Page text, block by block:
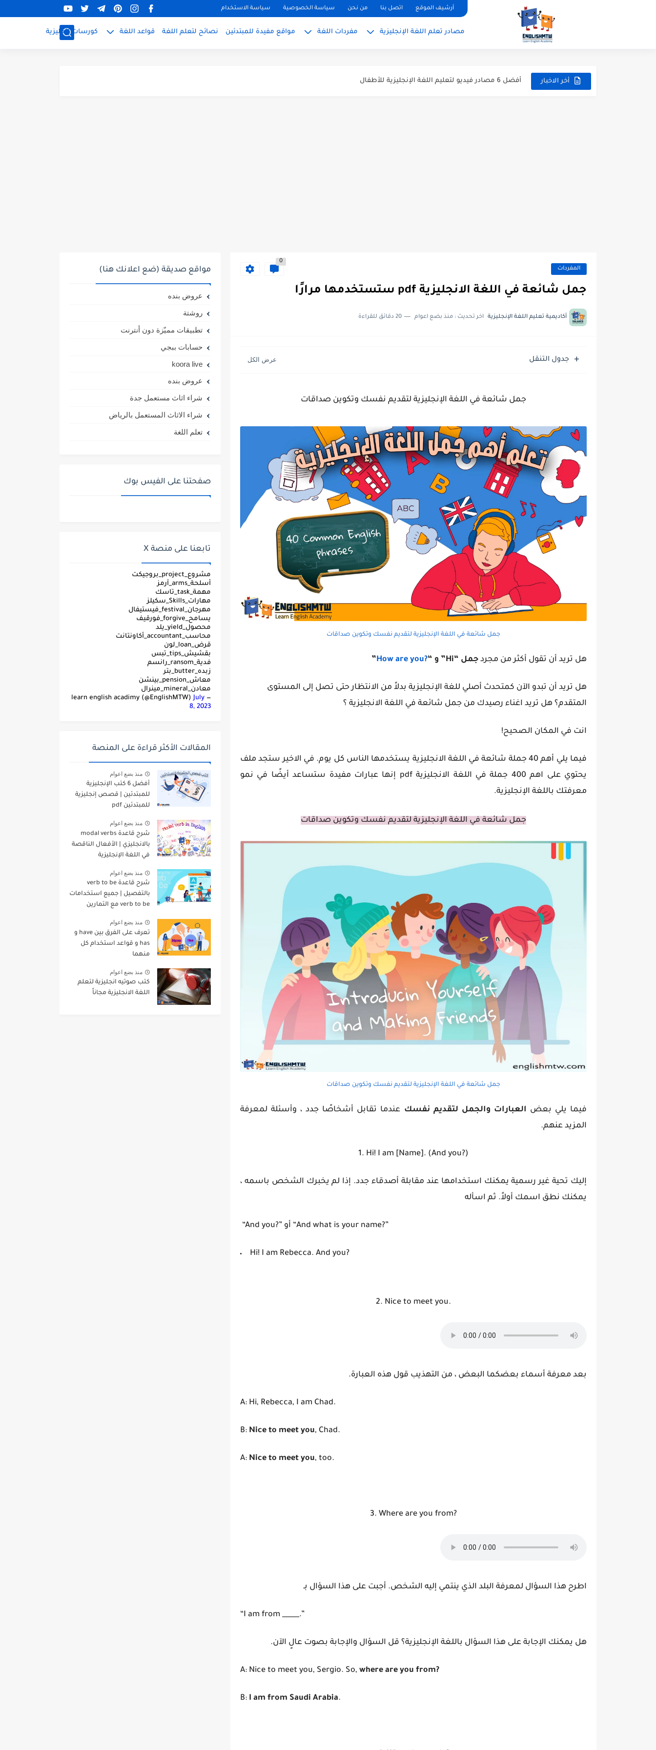
أرشيف الموقع اتصل بنا من نحن سياسة الخصوصية سياسة الاستخدام
مصادر تعلم اللغة الإنجليزية مفردات اللغة مواقع مفيدة للمبتدئين نصائح لتعلم اللغة قواعد اللغة كورسات إنجليزية
أخر الاخبار
أزمنة اللغة الانجليزية: شرح مبسط للمبتدئين 2026
أفضل 6 مصادر فيديو لتعليم اللغة الإنجليزية للأطفال
المفردات
0
جمل شائعة في اللغة الانجليزية pdf ستستخدمها مرارًا
أكاديمية تعليم اللغة الإنجليزية اخر تحديث : منذ بضع اعوام 20 دقائق للقراءة
جدول التنقل
جمل شائعة في اللغة الإنجليزية لتقديم نفسك وتكوين صداقات
جمل شائعة في اللغة الإنجليزية لتقديم نفسك وتكوين صداقات
هل تريد أن تقول أكثر من مجرد جمل “Hi” و “ ?
How are you
”
هل تريد أن تبدو الآن كمتحدث أصلي للغة الإنجليزية بدلاً من الانتظار حتى تصل إلى المستوى
المتقدم؟ هل تريد اغناء رصيدك من جمل شائعة في اللغة الانجليزية ؟
انت في المكان الصحيح!
فيما يلي أهم 40 جملة شائعة في اللغة الانجليزية
يستخدمها الناس كل يوم. في الاخير ستجد ملف
يحتوي على اهم 400 جملة في اللغة الانجليزية pdf إنها عبارات مفيدة ستساعد أيضًا في نمو
معرفتك باللغة الإنجليزية.
جمل شائعة في اللغة الإنجليزية لتقديم نفسك وتكوين صداقات
جمل شائعة في اللغة الإنجليزية لتقديم نفسك وتكوين صداقات
فيما يلي بعض العبارات والجمل لتقديم نفسك عندما تقابل أشخاصًا جدد ، وأسئلة لمعرفة
المزيد عنهم.
1. Hi! I am [Name]. (And you?)
إليك تحية غير رسمية يمكنك استخدامها عند مقابلة أصدقاء جدد. إذا لم يخبرك الشخص باسمه ،
يمكنك نطق اسمك أولاً. ثم اسأله
“And you?” أو “And what is your name?”
Hi! I am Rebecca. And you?
2. Nice to meet you.
بعد معرفة أسماء بعضكما البعض ، من التهذيب قول هذه العبارة.
A: Hi, Rebecca, I am Chad.
B: Nice to meet you, Chad.
A: Nice to meet you, too.
3. Where are you from?
اطرح هذا السؤال لمعرفة البلد الذي ينتمي إليه الشخص. أجبت على هذا السؤال بـ
“I am from _____.”
هل يمكنك الإجابة على هذا السؤال باللغة الإنجليزية؟ قل السؤال والإجابة بصوت عالٍ الآن.
A: Nice to meet you, Sergio. So, where are you from?
B: I am from Saudi Arabia.
مواقع صديقة (ضع اعلانك هنا)
عروض بنده
روشتة
تطبيقات مميّزة دون أنترنت
حسابات ببجي
koora live
عروض بنده
شراء اثاث مستعمل جدة
شراء الاثاث المستعمل بالرياض
تعلم اللغة
صفحتنا على الفيس بوك
تابعنا على منصة X
مشروع_project_بروجيكت
أسلحة_arms_آرمز
مهمة_task_تاسك
مهارات_Skills_سكيلز
مهرجان_festival_فيستيفال
يسامح_forgive_فورقيف
محصول_yield_يلد
محاسب_accountant_أكاونتانت
قرض_loan_لون
بقشيش_tips_تبس
فدية_ransom_رانسم
زبده_butter_بتر
معاش_pension_بينشن
معادن_mineral_مينرال
— learn english acadimy (@EnglishMTW)
July
8, 2023
المقالات الأكثر قراءة على المنصة
منذ بضع اعوام
أفضل 6 كتب الإنجليزية
للمبتدئين | قصص إنجليزية
للمبتدئين pdf
منذ بضع اعوام
شرح قاعدة modal verbs
بالانجليزي | الأفعال الناقصة
في اللغة الإنجليزية
منذ بضع اعوام
شرح قاعدة verb to be
بالتفصيل | جميع استخدامات
verb to be مع التمارين
منذ بضع اعوام
تعرف على الفرق بين have و
has و قواعد استخدام كل
منهما
منذ بضع اعوام
كتب صوتيه انجليزية لتعلم
اللغة الانجليزية مجاناً